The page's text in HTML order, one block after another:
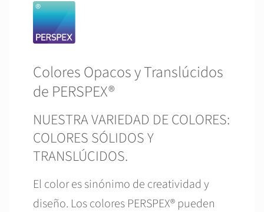
Colores Opacos y Translúcidos
de PERSPEX®
NUESTRA VARIEDAD DE COLORES:
COLORES SÓLIDOS Y
TRANSLÚCIDOS.
El color es sinónimo de creatividad y
diseño. Los colores PERSPEX® pueden